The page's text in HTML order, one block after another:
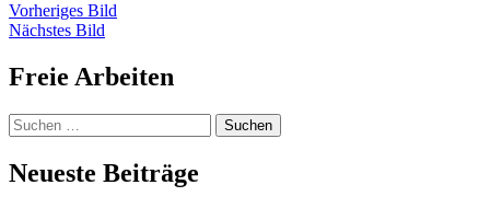
Vorheriges Bild
Nächstes Bild
Freie Arbeiten
Suchen
nach:
Neueste Beiträge